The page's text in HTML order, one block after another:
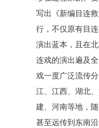
写出《新编目连
行，不仅原有目
演出蓝本，且在
连戏的演出遍及
戏一度广泛流传
江、江西、湖北
建、河南等地，
甚至远传到东南